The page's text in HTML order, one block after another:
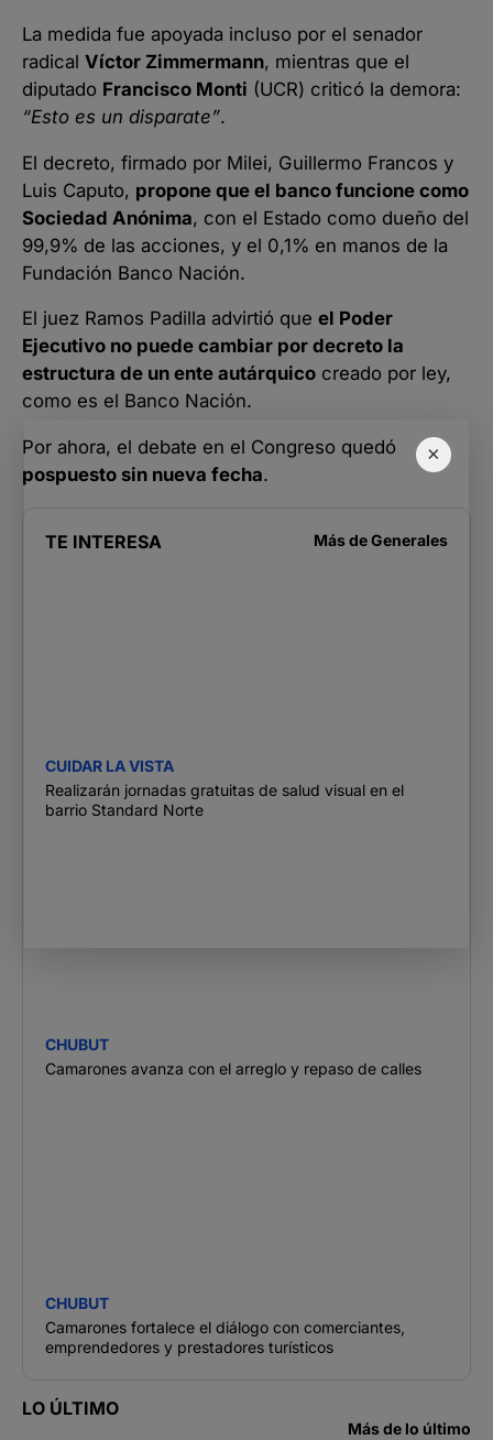
×
La medida fue apoyada incluso por el senador
radical Víctor Zimmermann, mientras que el
diputado Francisco Monti (UCR) criticó la demora:
“Esto es un disparate”.
El decreto, firmado por Milei, Guillermo Francos y
Luis Caputo, propone que el banco funcione como
Sociedad Anónima, con el Estado como dueño del
99,9% de las acciones, y el 0,1% en manos de la
Fundación Banco Nación.
El juez Ramos Padilla advirtió que el Poder
Ejecutivo no puede cambiar por decreto la
estructura de un ente autárquico creado por ley,
como es el Banco Nación.
Por ahora, el debate en el Congreso quedó
pospuesto sin nueva fecha.
TE INTERESA Más deGenerales
CUIDAR LA VISTA
Realizarán jornadas gratuitas de salud visual en el
barrio Standard Norte
CHUBUT
Camarones avanza con el arreglo y repaso de calles
CHUBUT
Camarones fortalece el diálogo con comerciantes,
emprendedores y prestadores turísticos
LO ÚLTIMO
Más de lo último